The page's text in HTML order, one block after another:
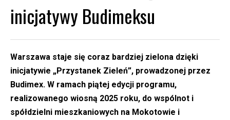
inicjatywy Budimeksu
Warszawa staje się coraz bardziej zielona dzięki
inicjatywie „Przystanek Zieleń”, prowadzonej przez
Budimex. W ramach piątej edycji programu,
realizowanego wiosną 2025 roku, do wspólnot i
spółdzielni mieszkaniowych na Mokotowie i